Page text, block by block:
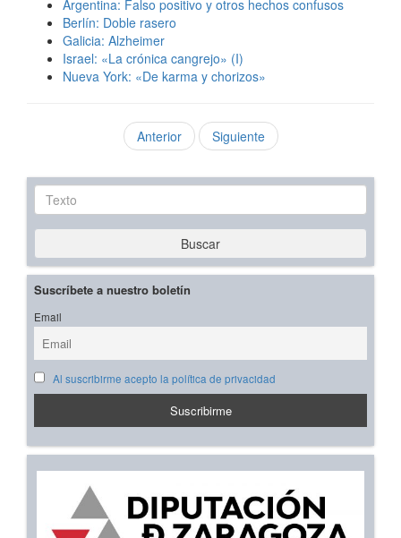
Argentina: Falso positivo y otros hechos confusos
Berlín: Doble rasero
Galicia: Alzheimer
Israel: «La crónica cangrejo» (I)
Nueva York: «De karma y chorizos»
Anterior Siguiente
Texto
Buscar
Suscríbete a nuestro boletín
Email
Al suscribirme acepto la política de privacidad